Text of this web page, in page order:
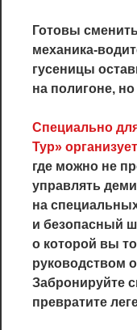
Готовы
механика-
гусеницы
на полигоне,
Специально
Тур»
где можно не
управлять
на
и безопасный
о которой вы
руководством
Забронируйте
превратите